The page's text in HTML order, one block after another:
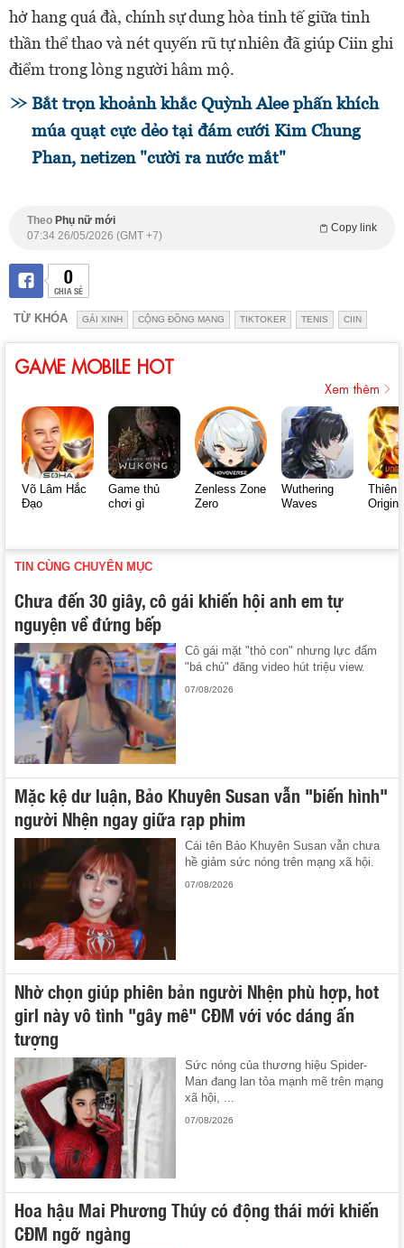
hở hang quá đà, chính sự dung hòa tinh tế giữa tinh
thần thể thao và nét quyến rũ tự nhiên đã giúp Ciin ghi
điểm trong lòng người hâm mộ.
Bắt trọn khoảnh khắc Quỳnh Alee phấn khích
múa quạt cực dẻo tại đám cưới Kim Chung
Phan, netizen "cười ra nước mắt"
Theo Phụ nữ mới
Copy link
07:34 26/05/2026 (GMT +7)
0
CHIA SẺ
TỪ KHÓA GÁI XINH CỘNG ĐỒNG MẠNG TIKTOKER TENIS CIIN
GAME MOBILE HOT
Xem thêm
Võ Lâm Hắc
Đạo
Game thủ
chơi gì
Zenless Zone
Zero
Wuthering
Waves
Thiên
Origin
TIN CÙNG CHUYÊN MỤC
Chưa đến 30 giây, cô gái khiến hội anh em tự
nguyện về đứng bếp
Cô gái mặt "thỏ con" nhưng lực đấm
"bá chủ" đăng video hút triệu view.
07/08/2026
Mặc kệ dư luận, Bảo Khuyên Susan vẫn "biến hình"
người Nhện ngay giữa rạp phim
Cái tên Bảo Khuyên Susan vẫn chưa
hề giảm sức nóng trên mạng xã hội.
07/08/2026
Nhờ chọn giúp phiên bản người Nhện phù hợp, hot
girl này vô tình "gây mê" CĐM với vóc dáng ấn
tượng
Sức nóng của thương hiệu Spider-
Man đang lan tỏa mạnh mẽ trên mạng
xã hội, ...
07/08/2026
Hoa hậu Mai Phương Thúy có động thái mới khiến
CĐM ngỡ ngàng